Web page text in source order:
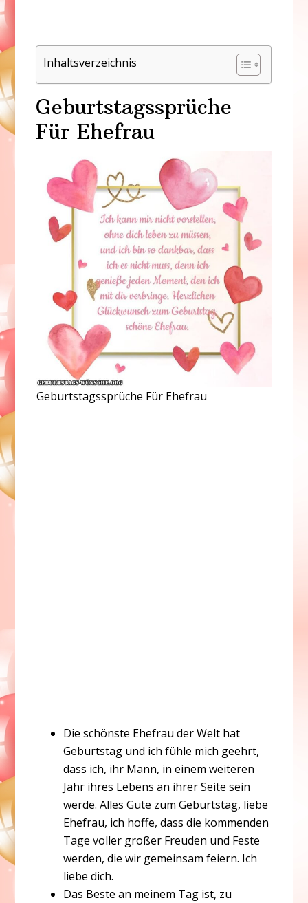
Inhaltsverzeichnis
Geburtstagssprüche
Für Ehefrau
Geburtstagssprüche Für Ehefrau
Die schönste Ehefrau der Welt hat
Geburtstag und ich fühle mich geehrt,
dass ich, ihr Mann, in einem weiteren
Jahr ihres Lebens an ihrer Seite sein
werde. Alles Gute zum Geburtstag, liebe
Ehefrau, ich hoffe, dass die kommenden
Tage voller großer Freuden und Feste
werden, die wir gemeinsam feiern. Ich
liebe dich.
Das Beste an meinem Tag ist, zu